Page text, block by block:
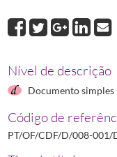
Nível de descrição
Documento simples
Código de
PT/OF/CDF/D/008-001/